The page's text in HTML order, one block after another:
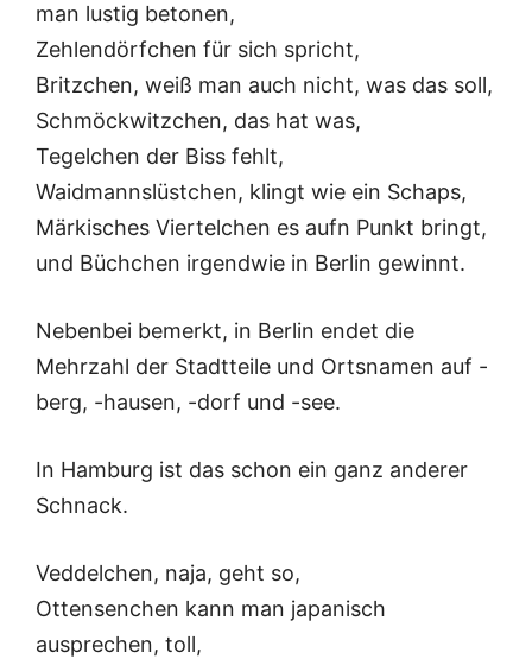
man lustig betonen,
Zehlendörfchen für sich spricht,
Britzchen, weiß man auch nicht, was das soll,
Schmöckwitzchen, das hat was,
Tegelchen der Biss fehlt,
Waidmannslüstchen, klingt wie ein Schaps,
Märkisches Viertelchen es aufn Punkt bringt,
und Büchchen irgendwie in Berlin gewinnt.
Nebenbei bemerkt, in Berlin endet die
Mehrzahl der Stadtteile und Ortsnamen auf -
berg, -hausen, -dorf und -see.
In Hamburg ist das schon ein ganz anderer
Schnack.
Veddelchen, naja, geht so,
Ottensenchen kann man japanisch
ausprechen, toll,